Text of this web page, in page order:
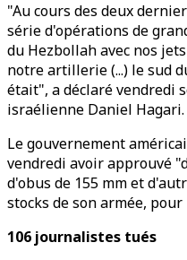
"Au cours des deux
série d'opérations de
du Hezbollah avec nos
notre artillerie (...) le sud
était", a déclaré vendredi
israélienne Daniel Hagari.
Le gouvernement
vendredi avoir approuvé
d'obus de 155 mm et
stocks de son armée,
106 journalistes tués